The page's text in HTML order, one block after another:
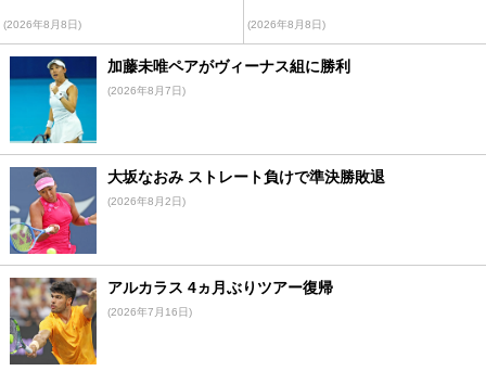
(2026年8月8日) (2026年8月8日)
加藤未唯ペアがヴィーナス組に勝利
(2026年8月7日)
大坂なおみ ストレート負けで準決勝敗退
(2026年8月2日)
アルカラス 4ヵ月ぶりツアー復帰
(2026年7月16日)